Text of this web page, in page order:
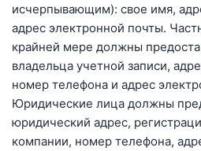
исчерпывающим): свое имя,
адрес электронной почты.
крайней мере должны
владельца учетной записи,
номер телефона и адрес
Юридические лица должны
юридический адрес,
компании, номер телефона,